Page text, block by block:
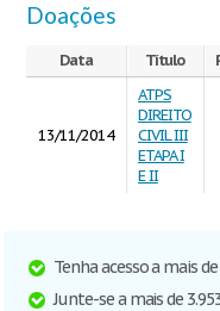
Doações
Data Título
13/11/2014
ATPS
DIREITO
CIVIL III
ETAPA I
E II
Tenha acesso a mais
Junte-se a mais de